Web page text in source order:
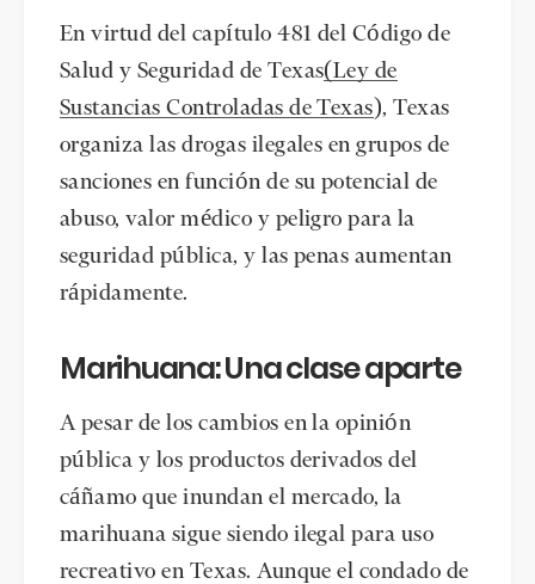
En virtud del capítulo 481 del Código de
Salud y Seguridad de Texas(Ley de
Sustancias Controladas de Texas ), Texas
organiza las drogas ilegales en grupos de
sanciones en función de su potencial de
abuso, valor médico y peligro para la
seguridad pública, y las penas aumentan
rápidamente.
Marihuana: Una clase aparte
A pesar de los cambios en la opinión
pública y los productos derivados del
cáñamo que inundan el mercado, la
marihuana sigue siendo ilegal para uso
recreativo en Texas. Aunque el condado de